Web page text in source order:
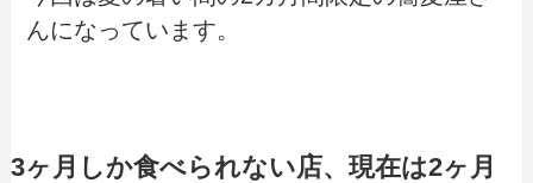
んになっています。
3ヶ月しか食べられない店、現在は2ヶ月